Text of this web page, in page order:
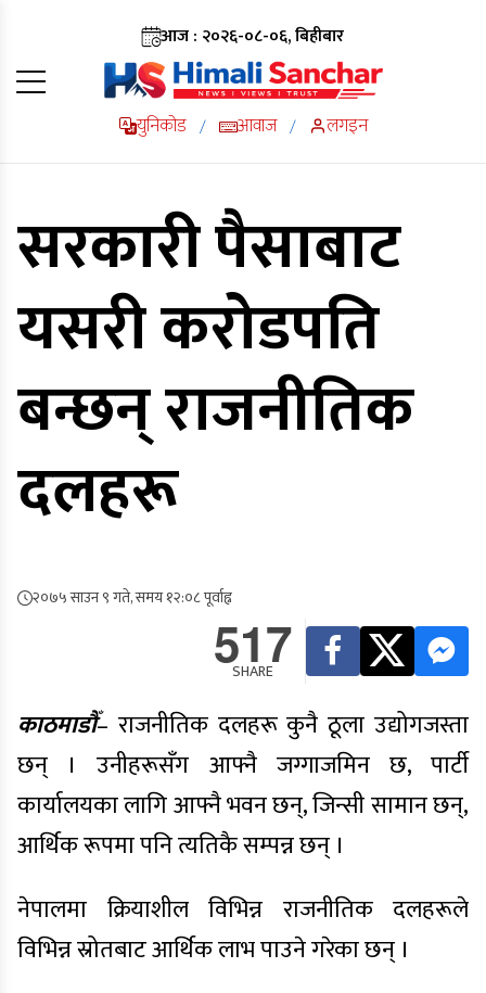
आज : २०२६-०८-०६, बिहीबार
युनिकोड / आवाज / लगइन
सरकारी पैसाबाट
यसरी करोडपति
बन्छन् राजनीतिक
दलहरू
२०७५ साउन ९ गते, समय १२:०८ पूर्वाह्न
517
SHARE
काठमाडौँ– राजनीतिक दलहरू कुनै ठूला उद्योगजस्ता
छन् । उनीहरूसँग आफ्नै जग्गाजमिन छ, पार्टी
कार्यालयका लागि आफ्नै भवन छन्, जिन्सी सामान छन्,
आर्थिक रूपमा पनि त्यतिकै सम्पन्न छन् ।
नेपालमा क्रियाशील विभिन्न राजनीतिक दलहरूले
विभिन्न स्रोतबाट आर्थिक लाभ पाउने गरेका छन् ।